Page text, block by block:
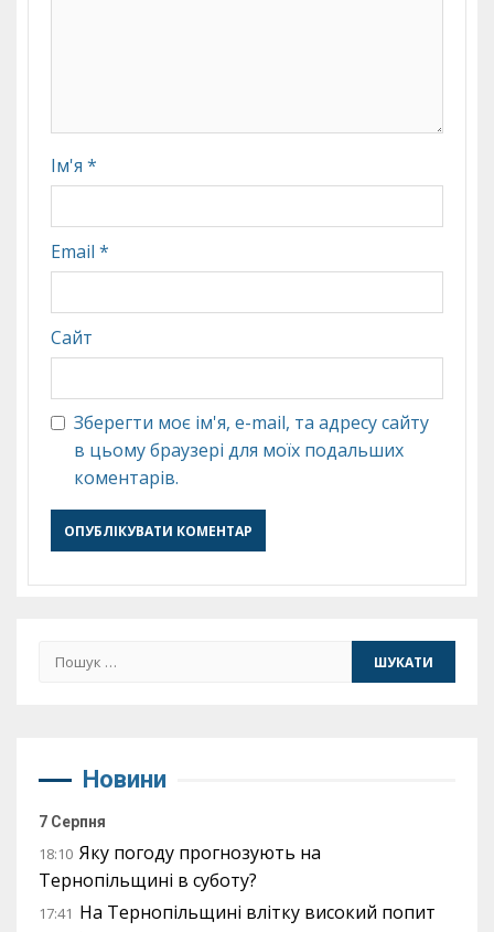
Ім'я *
Email *
Сайт
Зберегти моє ім'я, e-mail, та адресу сайту
в цьому браузері для моїх подальших
коментарів.
Пошук:
Новини
7 Серпня
18:10 Яку погоду прогнозують на
Тернопільщині в суботу?
17:41 На Тернопільщині влітку високий попит